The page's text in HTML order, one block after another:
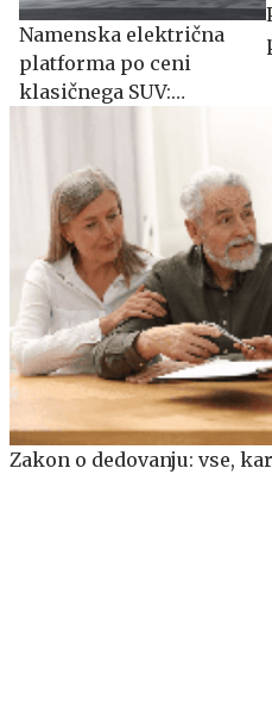
Namenska električna
platforma po ceni
klasičnega SUV:
Zakon o dedovanju: vse,